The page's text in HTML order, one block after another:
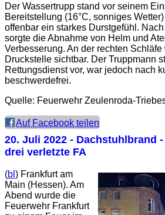
Der Wassertrupp stand vor seinem
Bereitstellung (16°C, sonniges
offenbar ein starkes Durstgefühl.
sorgte die Abnahme von Helm und
Verbesserung. An der rechten
Druckstelle sichtbar. Der Truppmann
Rettungsdienst vor, war jedoch nach
beschwerdefrei.
Quelle: Feuerwehr Zeulenroda-
Auf Facebook teilen
20. Juli 2022 - Dachstuhlbrand
drei verletzte FA
(bl ) Frankfurt am
Main (Hessen). Am
Abend wurde die
Feuerwehr Frankfurt